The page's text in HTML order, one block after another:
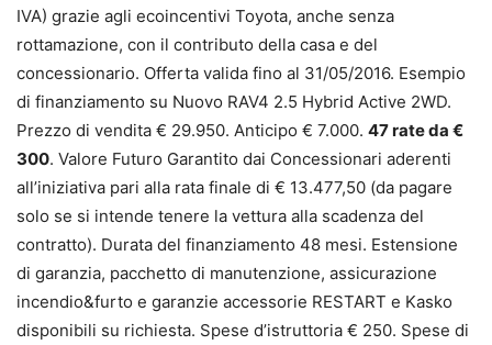
IVA) grazie agli ecoincentivi Toyota, anche senza
rottamazione, con il contributo della casa e del
concessionario. Offerta valida fino al 31/05/2016. Esempio
di finanziamento su Nuovo RAV4 2.5 Hybrid Active 2WD.
Prezzo di vendita € 29.950. Anticipo € 7.000. 47 rate da €
300. Valore Futuro Garantito dai Concessionari aderenti
all’iniziativa pari alla rata finale di € 13.477,50 (da pagare
solo se si intende tenere la vettura alla scadenza del
contratto). Durata del finanziamento 48 mesi. Estensione
di garanzia, pacchetto di manutenzione, assicurazione
incendio&furto e garanzie accessorie RESTART e Kasko
disponibili su richiesta. Spese d’istruttoria € 250. Spese di